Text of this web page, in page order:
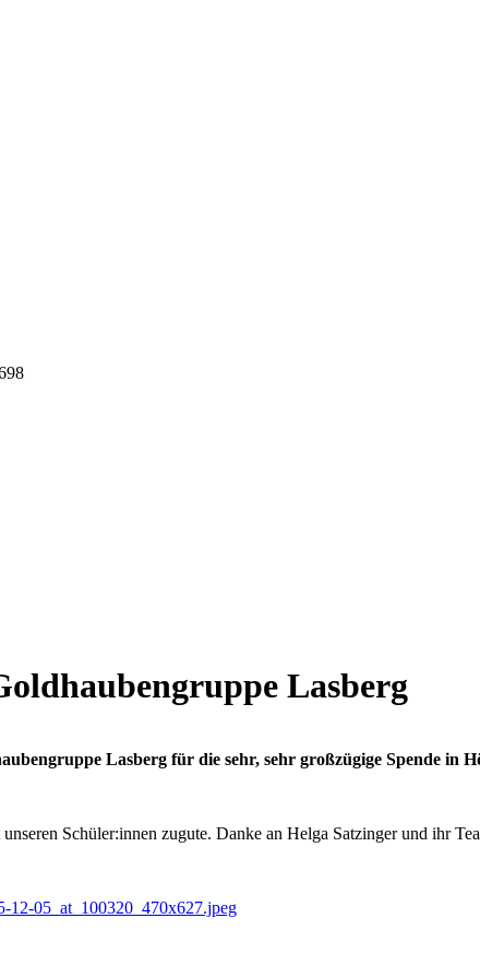
Lasberg
Lasberg für die sehr, sehr großzügige Spende in
Schüler:innen zugute. Danke an Helga Satzinger und ihr